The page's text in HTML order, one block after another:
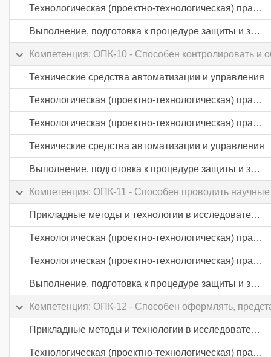
Технологическая (проектно-технологическая) практика
Выполнение, подготовка к процедуре защиты и защита выпускной квалификационной работы
Компетенция: ОПК-10 - Способен контролировать и
Технические средства автоматизации и управления
Технологическая (проектно-технологическая) практика
Технологическая (проектно-технологическая) практика
Технические средства автоматизации и управления
Выполнение, подготовка к процедуре защиты и защита выпускной квалификационной работы
Компетенция: ОПК-11 - Способен проводить
Прикладные методы и технологии в исследовательской деятельности
Технологическая (проектно-технологическая) практика
Технологическая (проектно-технологическая) практика
Выполнение, подготовка к процедуре защиты и защита выпускной квалификационной работы
Компетенция: ОПК-12 - Способен оформлять,
Прикладные методы и технологии в исследовательской деятельности
Технологическая (проектно-технологическая) практика